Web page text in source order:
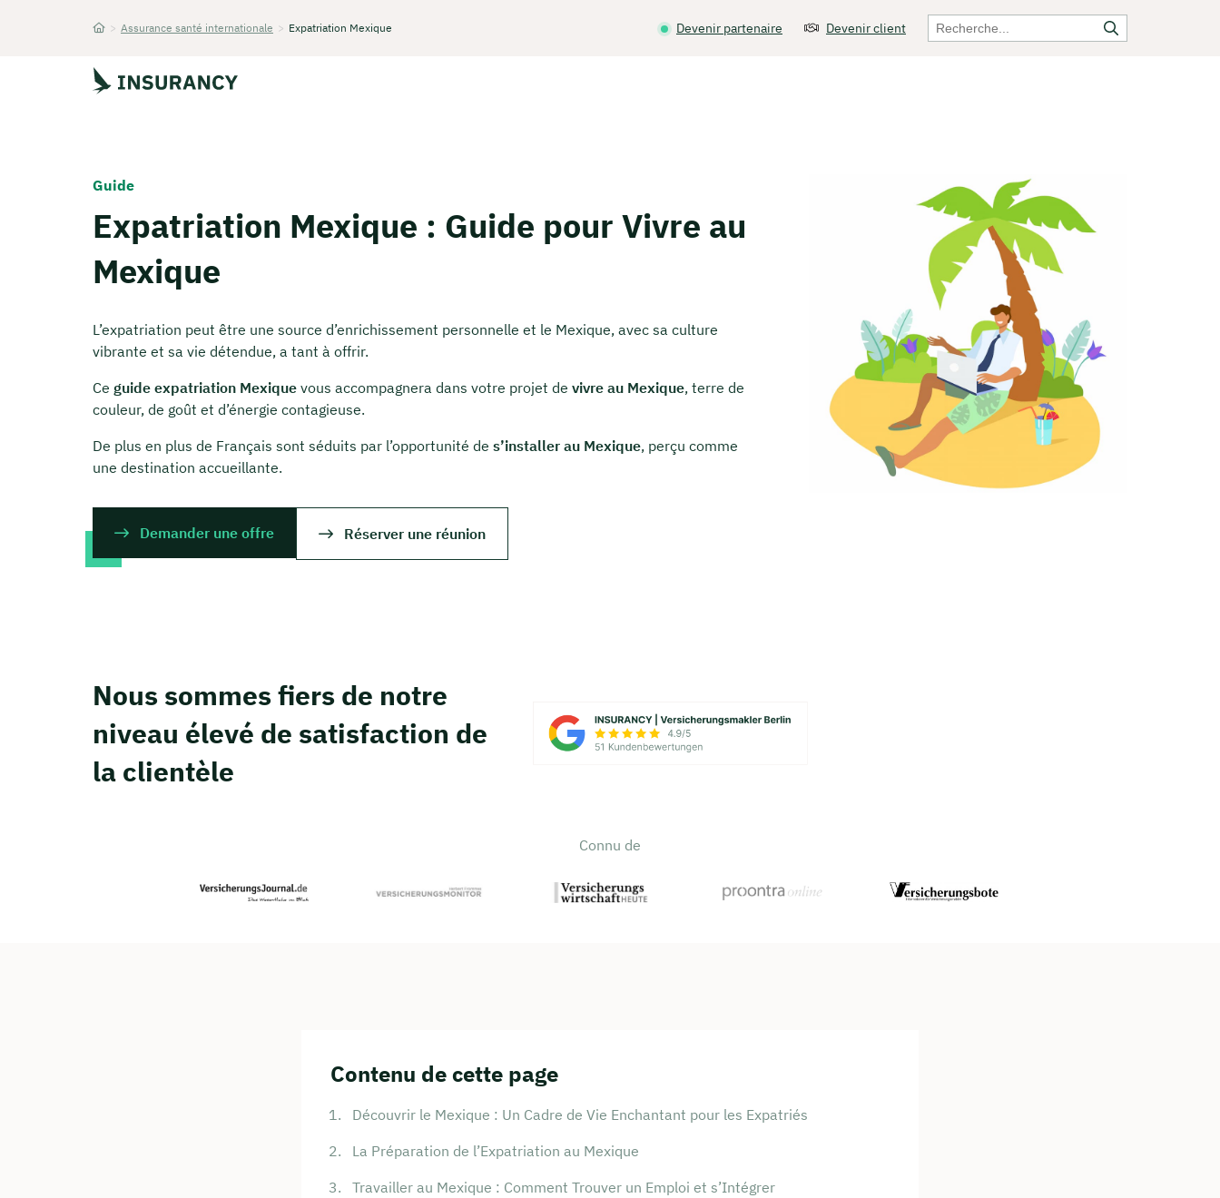
> Assurance santé internationale > Expatriation Mexique Devenir partenaire Devenir client
Guide
Expatriation Mexique : Guide pour Vivre au
Mexique
L’expatriation peut être une source d’enrichissement personnelle et le Mexique, avec sa culture
vibrante et sa vie détendue, a tant à offrir.
Ce guide expatriation Mexique vous accompagnera dans votre projet de vivre au Mexique, terre de
couleur, de goût et d’énergie contagieuse.
De plus en plus de Français sont séduits par l’opportunité de s’installer au Mexique, perçu comme
une destination accueillante.
Demander une offre Réserver une réunion
Nous sommes fiers de notre
niveau élevé de satisfaction de
la clientèle
Connu de
Contenu de cette page
Découvrir le Mexique : Un Cadre de Vie Enchantant pour les Expatriés
La Préparation de l’Expatriation au Mexique
Travailler au Mexique : Comment Trouver un Emploi et s’Intégrer